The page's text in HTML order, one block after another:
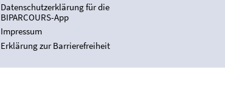
Datenschutzerklärung für die
BIPARCOURS-App
Impressum
Erklärung zur Barrierefreiheit